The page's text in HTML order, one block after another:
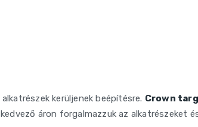
kerüljenek beépítésre. Crown
áron forgalmazzuk az alkatrészeket